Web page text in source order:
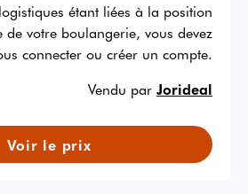
étant liées à la position
de votre boulangerie, vous devez
connecter ou créer un compte.
Vendu par Jorideal
Voir le prix